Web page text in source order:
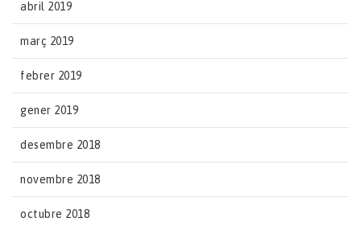
abril 2019
març 2019
febrer 2019
gener 2019
desembre 2018
novembre 2018
octubre 2018